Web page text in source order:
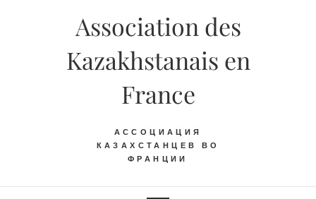
Association des
Kazakhstanais en
France
АССОЦИАЦИЯ
КАЗАХСТАНЦЕВ ВО
ФРАНЦИИ